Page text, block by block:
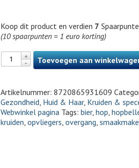
Koop dit product en verdien 7
(10 spaarpunten = 1 euro korting)
Toevoegen aan
Artikelnummer:8720865931609
Gezondheid, Huid & Haar, Kruiden &
Webwinkel pagina Tags:bier,hop,
kruiden,opvliegers,overgang,